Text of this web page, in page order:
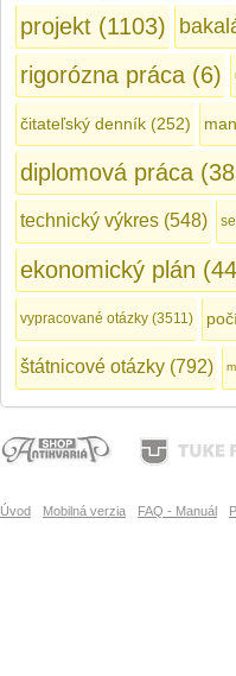
projekt (1103)
rigorózna práca (6)
čitateľský denník (252)
diplomová práca
technický výkres (548)
ekonomický plán
vypracované otázky (3511)
štátnicové otázky (792)
Úvod Mobilná verzia FAQ - Manuál